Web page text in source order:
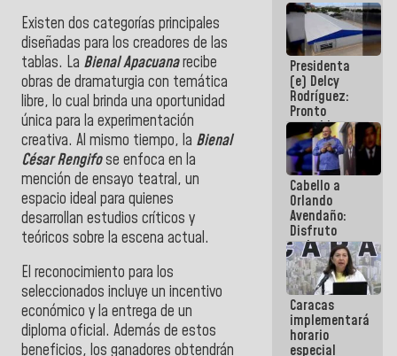
Existen dos categorías principales
diseñadas para los creadores de las
tablas. La Bienal Apacuanarecibe
obras de dramaturgia con temática
libre, lo cual brinda una oportunidad
única para la experimentación
creativa. Al mismo tiempo, la Bienal
César Rengifose enfoca en la
mención de ensayo teatral, un
espacio ideal para quienes
desarrollan estudios críticos y
teóricos sobre la escena actual.
El reconocimiento para los
seleccionados incluye un incentivo
económico y la entrega de un
diploma oficial. Además de estos
beneficios, los ganadores obtendrán
Presidenta
(e) Delcy
Rodríguez:
Pronto
restableceremos
las
operaciones
en el
Aeropuerto
Internacional
de
Maiquetía
Cabello a
Orlando
Avendaño:
Disfruto
cada vez
que escribes
porque lo
que haces
es
embarrarla
Caracas
implementará
horario
especial